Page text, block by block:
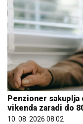
Penzioner sakuplja
vikenda zaradi do
10. 08. 2026 08:02